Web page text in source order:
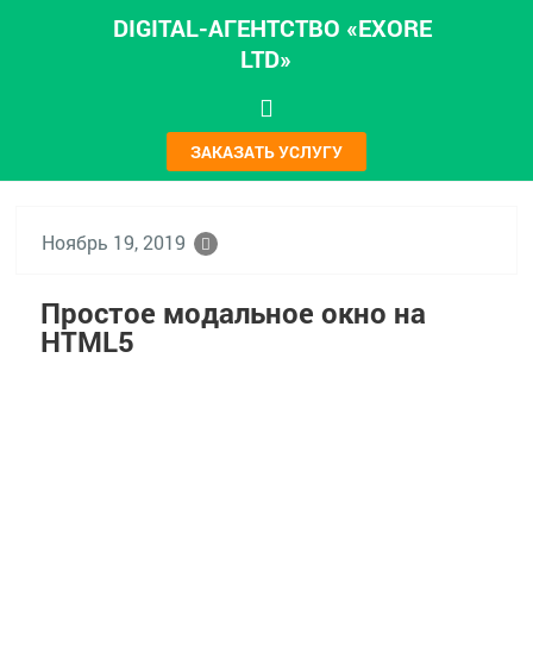
DIGITAL-АГЕНТСТВО «EXORE
LTD»
ЗАКАЗАТЬ УСЛУГУ
Ноябрь 19, 2019
Простое модальное окно на
HTML5